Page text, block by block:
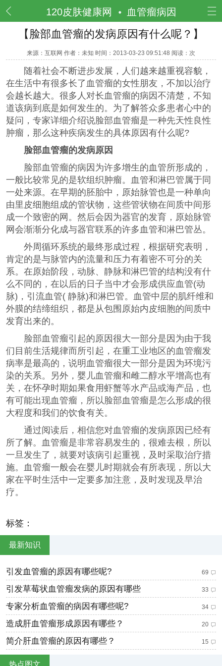
120皮肤健康网 血管瘤病因
【脸部血管瘤的发病原因有什么呢？】
来源：互联网 作者：未知 时间：2013-03-23 09:51:48 阅读： 次
随着社会不断进步发展，人们越来越重视容貌，
在生活中有很多长了血管瘤的女性朋友，不加以治疗
会越长越大。很多人对长血管瘤的病因不清楚，不知
道该病到底是如何发生的。为了解答众多患者心中的
疑问，专家详细介绍说脸部血管瘤是一种先天性良性
肿瘤，那么这种疾病发生的具体原因有什么呢?
脸部血管瘤的发病原因
脸部血管瘤的病因为许多增生的血管所形成的，
一般比较常见的是软组织肿瘤。血管和淋巴管属于同
一处来源。在早期的胚胎中，原始脉管也是一种单向
由里皮细胞组成的管状物，这些管状物在间质中间形
成一个致密的网。然后会因为器官的发育，原始脉管
网会渐渐分化成与器官联系的许多血管和淋巴管丛。
外周循环系统的最终形成过程，根据研究表明，
肯定的是与脉管内的流量和压力有着密不可分的关
系。在原始阶段，动脉、静脉和淋巴管的结构没有什
么不同的，在以后的日子当中才会形成供应血管(动
脉)，引流血管( 静脉)和淋巴管。血管中层的肌纤维和
外膜的结缔组织，都是从包围原始内皮细胞的间质中
发育出来的。
脸部血管瘤引起的原因很大一部分是因为由于我
们目前生活规律而所引起，在重工业地区的血管瘤发
病率是最高的，说明血管瘤很大一部分是因为环境污
染的关系。另外，婴儿血管瘤和雌二醇水平增高也有
关，在怀孕时期如果食用虾蟹等水产品或海产品，也
有可能出现血管瘤，所以脸部血管瘤是怎么形成的很
大程度和我们的饮食有关。
通过阅读后，相信您对血管瘤的发病原因已经有
所了解。血管瘤是非常容易发生的，很难去根，所以
一旦发生了，就要对该病引起重视，及时采取治疗措
施。血管瘤一般会在婴儿时期就会有所表现，所以大
家在平时生活中一定要多加注意，及时发现及早治
疗。
标签：
最新知识
引发血管瘤的原因有哪些呢? 69
引发草莓状血管瘤发病的原因有哪些 33
专家分析血管瘤的病因有哪些呢? 34
造成肝血管瘤形成原因有哪些？ 20
简介肝血管瘤的原因有哪些？ 15
热点图文